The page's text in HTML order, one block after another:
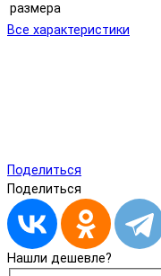
размера
Все характеристики
Поделиться
Поделиться
Нашли дешевле?